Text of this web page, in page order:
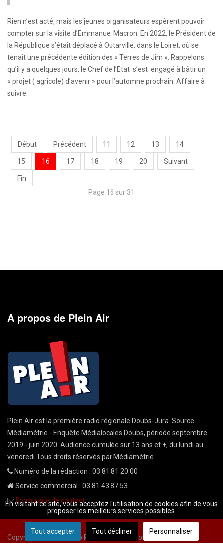
Rien n’est acté, mais les jeunes organisateurs espèrent pouvoir
compter sur la visite d’Emmanuel Macron. En 2022, le Président de
la République s’était déplacé à Outarville, dans le Loiret, où se
tenait une précédente édition des « Terres de Jim ». Rappelons
qu’il y a quelques jours, le Chef de l’Etat s’est engagé à bâtir un
« projet ( agricole) d’avenir » pour l’automne prochain. Affaire à
suivre.
Début Précédent 11 12 13 14
15 16 17 18 19 20 Suivant
Fin
Page 16 sur 31
A propos de Plein Air
Plein Air est la première radio régionale Doubs-Jura. Source
Médiamétrie - Enquête Médialocales Doubs, période septembre
2019 - juin 2020. Audience cumulée sur 13 ans et +, du lundi au
vendredi.Tous droits réservés par Médiamétrie.
Numéro de la rédaction : 03 81 81 20 00
Service commercial : 03 81 43 87 53
Formulaire de contact
Copyright © 2026 Radio Plein Air - Tous droits réservés
En visitant ce site, vous acceptez l'utilisation de cookies afin de vous
proposer les meilleurs services possibles.
Tout accepter Tout décliner Personnaliser